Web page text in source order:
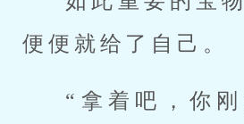
便便就给了自己。
“拿着吧，你